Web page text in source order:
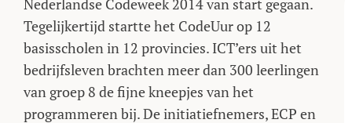
Nederlandse Codeweek 2014 van start gegaan.
Tegelijkertijd startte het CodeUur op 12
basisscholen in 12 provincies. ICT’ers uit het
bedrijfsleven brachten meer dan 300 leerlingen
van groep 8 de fijne kneepjes van het
programmeren bij. De initiatiefnemers, ECP en